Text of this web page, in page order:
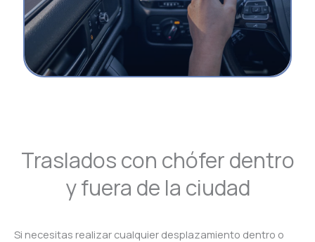
Traslados con chófer dentro
y fuera de la ciudad
Si necesitas realizar cualquier desplazamiento dentro o